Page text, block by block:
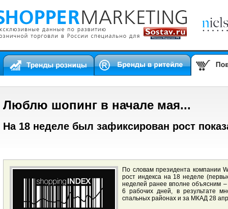
Люблю шопинг в начале мая...
На 18 неделе был зафиксирован рост
По словам президента компании
рост индекса на 18 неделе
неделей ранее вполне объясним
6 рабочих дней, в результате
спальных районах и за МКАД 28